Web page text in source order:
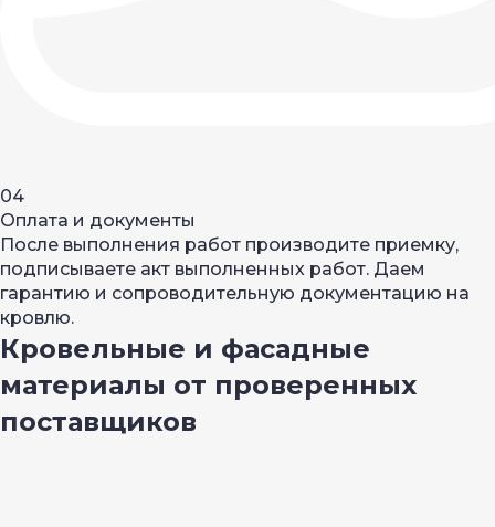
04
Оплата и документы
После выполнения работ производите приемку,
подписываете акт выполненных работ. Даем
гарантию и сопроводительную документацию на
кровлю.
Кровельные и фасадные
материалы от проверенных
поставщиков